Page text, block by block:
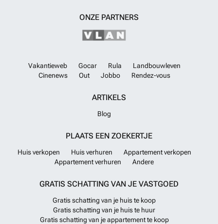
ONZE PARTNERS
Vakantieweb Gocar Rula
Landbouwleven
Cinenews
Out Jobbo Rendez-vous
ARTIKELS
Blog
PLAATS EEN ZOEKERTJE
Huis verkopen Huis verhuren
Appartement verkopen
Appartement verhuren
Andere
GRATIS SCHATTING VAN JE VASTGOED
Gratis schatting van je huis te koop
Gratis schatting van je huis te huur
Gratis schatting van je appartement te koop